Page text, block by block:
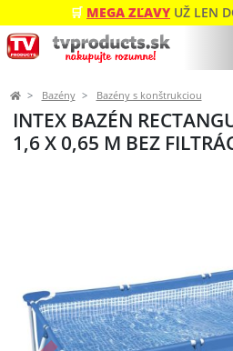
🛒 MEGA ZĽAVY UŽ LEN
Bazény Bazény s konštrukciou
INTEX BAZÉN
1,6 X 0,65 M BEZ